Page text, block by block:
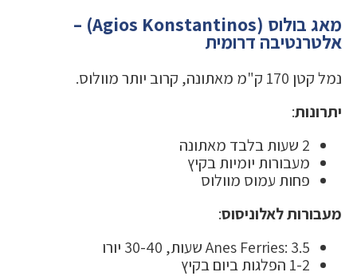
מאג בולוס (Agios Konstantinos) –
אלטרנטיבה דרומית
נמל קטן 170 ק"מ מאתונה, קרוב יותר מוולוס.
יתרונות:
2 שעות בלבד מאתונה
מעבורות יומיות בקיץ
פחות עמוס מוולוס
מעבורות לאלוניסוס:
Anes Ferries: 3.5 שעות, 30-40 יורו
1-2 הפלגות ביום בקיץ